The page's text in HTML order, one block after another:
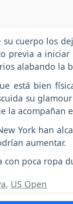
su cuerpo los
previa a
alabando la
está bien
su
la acompañan
York han
aumentar.
con poca ropa
, US Open